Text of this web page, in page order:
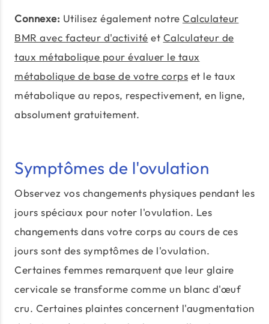
Connexe: Utilisez également notre Calculateur
BMR avec facteur d'activité et Calculateur de
taux métabolique pour évaluer le taux
métabolique de base de votre corps et le taux
métabolique au repos, respectivement, en ligne,
absolument gratuitement.
Symptômes de l'ovulation
Observez vos changements physiques pendant les
jours spéciaux pour noter l'ovulation. Les
changements dans votre corps au cours de ces
jours sont des symptômes de l'ovulation.
Certaines femmes remarquent que leur glaire
cervicale se transforme comme un blanc d'œuf
cru. Certaines plaintes concernent l'augmentation